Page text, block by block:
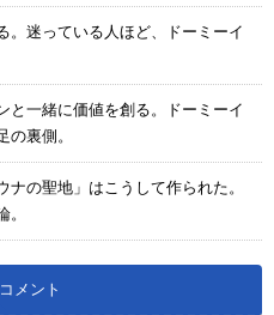
。迷っている人ほど、ドーミーイ
と一緒に価値を創る。ドーミーイ
裏側。
ナの聖地」はこうして作られた。
メント